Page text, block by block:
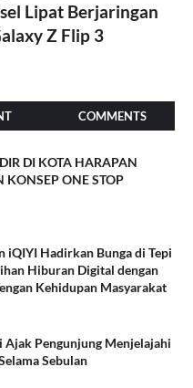
Lipat Berjaringan
Z Flip 3
COMMENTS
DI KOTA HARAPAN
ONE STOP
iQIYI Hadirkan Bunga di Tepi
Hiburan Digital dengan
Kehidupan Masyarakat
Ajak Pengunjung Menjelajahi
Sebulan